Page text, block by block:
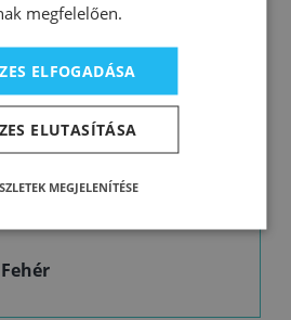
többszöri felújításához is
– lemoshatóság az
megfelelően.
ELFOGADÁSA
ELUTASÍTÁSA
MEGJELENÍTÉSE